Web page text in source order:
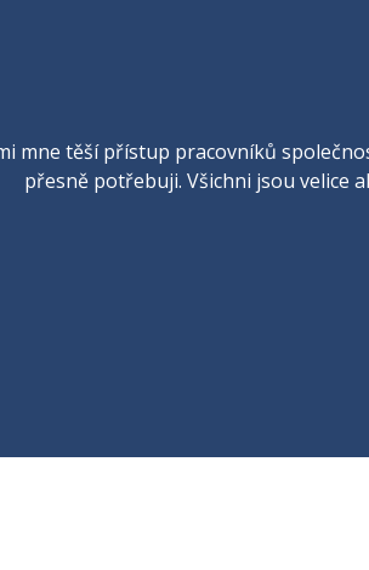
mne těší přístup pracovníků
přesně potřebuji. Všichni jsou velice